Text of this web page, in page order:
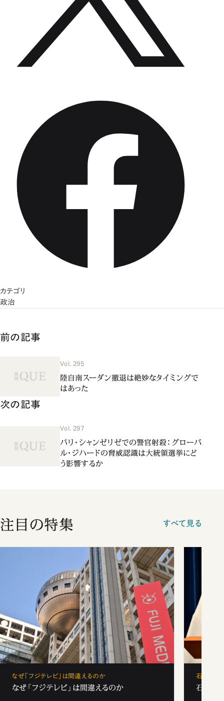
カテゴリ
政治
前の記事
Vol. 295
陸自南スーダン撤退は絶妙なタイミングで
はあった
次の記事
Vol. 297
パリ・シャンゼリゼでの警官射殺：グローバ
ル・ジハードの脅威認識は大統領選挙にど
う影響するか
注目の特集 すべて見る
なぜ「フジテレビ」は間違えるのか
なぜ「フジテレビ」は間違えるのか
石破茂、
石破茂